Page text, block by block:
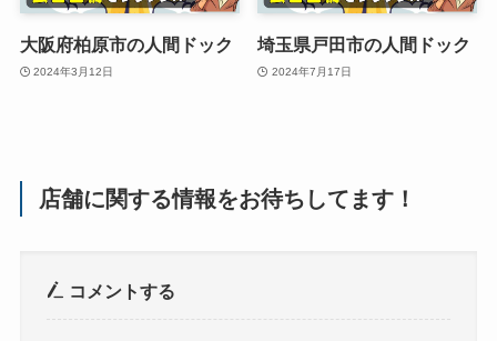
大阪府柏原市の人間ドック
2024年3月12日
埼玉県戸田市の人間ドック
2024年7月17日
店舗に関する情報をお待ちしてます！
コメントする